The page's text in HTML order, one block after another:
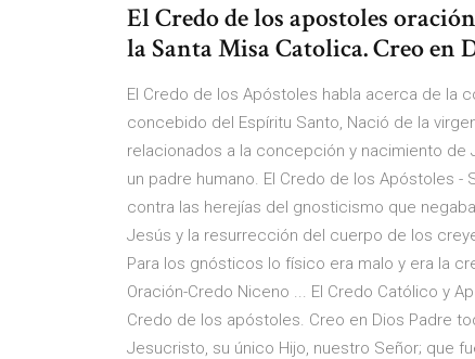
El Credo de los apostoles
la Santa Misa Catolica. Creo en
El Credo de los Apóstoles habla acerca de la
concebido del Espíritu Santo, Nació de la
relacionados a la concepción y nacimiento
un padre humano. El Credo de los Apóstoles
contra las herejías del gnosticismo que
Jesús y la resurrección del cuerpo de los
Para los gnósticos lo físico era malo y era la
Oración-Credo Niceno ... El Credo Católico y
Credo de los apóstoles. Creo en Dios Padre
Jesucristo, su único Hijo, nuestro Señor; que